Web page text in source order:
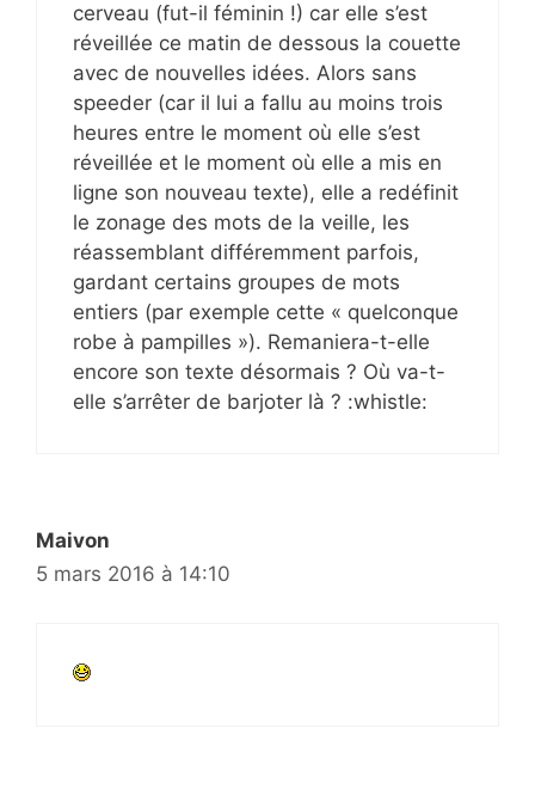
cerveau (fut-il féminin !) car elle s’est
réveillée ce matin de dessous la couette
avec de nouvelles idées. Alors sans
speeder (car il lui a fallu au moins trois
heures entre le moment où elle s’est
réveillée et le moment où elle a mis en
ligne son nouveau texte), elle a redéfinit
le zonage des mots de la veille, les
réassemblant différemment parfois,
gardant certains groupes de mots
entiers (par exemple cette « quelconque
robe à pampilles »). Remaniera-t-elle
encore son texte désormais ? Où va-t-
elle s’arrêter de barjoter là ? :whistle:
Maivon
5 mars 2016 à 14:10